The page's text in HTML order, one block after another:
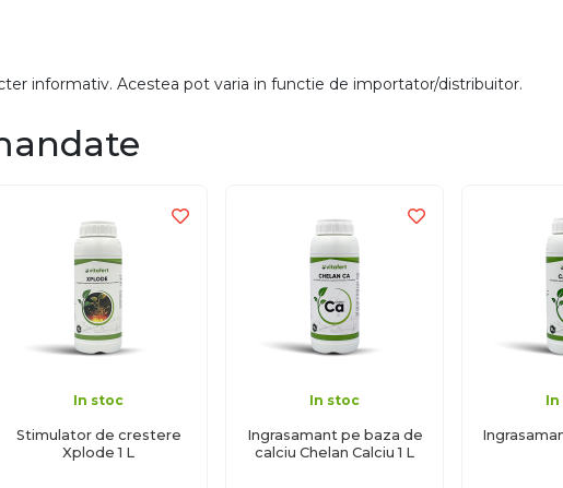
informativ. Acestea pot varia in functie de importator/distribuitor.
In stoc
Stimulator de crestere
Xplode 1 L
In stoc
Ingrasamant pe baza de
calciu Chelan Calciu 1 L